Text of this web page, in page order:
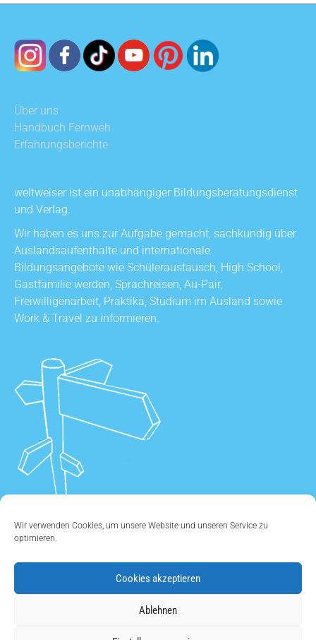
Wir verwenden Cookies, um unsere Website und unseren Service zu
optimieren.
Cookies akzeptieren
Ablehnen
Über uns
Handbuch Fernweh
Erfahrungsberichte
weltweiser ist ein unabhängiger Bildungsberatungsdienst
und Verlag.
Wir haben es uns zur Aufgabe gemacht, sachkundig über
Auslandsaufenthalte und internationale
Bildungsangebote wie Schüleraustausch, High School,
Gastfamilie werden, Sprachreisen, Au-Pair,
Freiwilligenarbeit, Praktika, Studium im Ausland sowie
Work & Travel zu informieren.